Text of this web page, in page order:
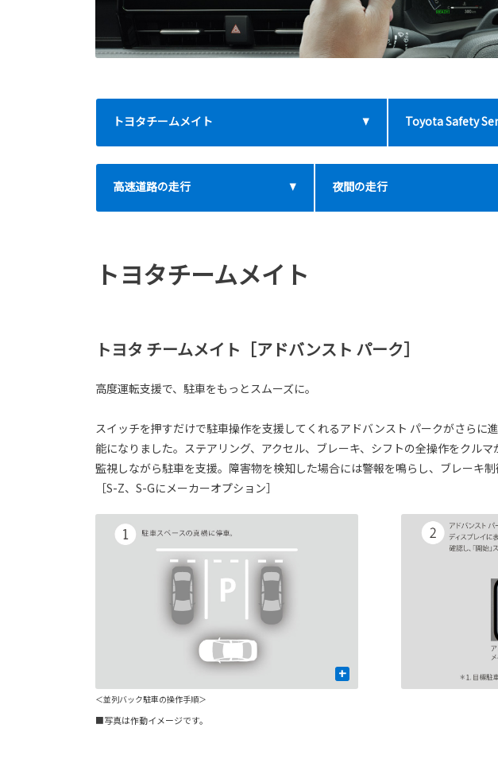
トヨタチームメイト Toyota Safety
高速道路の走行 夜間の走行
トヨタチームメイト
トヨタ チームメイト［アドバンスト パーク］
高度運転支援で、駐車をもっとスムーズに。
スイッチを押すだけで駐車操作を支援してくれるアドバンスト パークがさら
能になりました。ステアリング、アクセル、ブレーキ、シフトの全操作をクル
監視しながら駐車を支援。障害物を検知した場合には警報を鳴らし、ブレーキ制
［S-Z、S-Gにメーカーオプション］
+
＜並列バック駐車の操作手順＞
■写真は作動イメージです。